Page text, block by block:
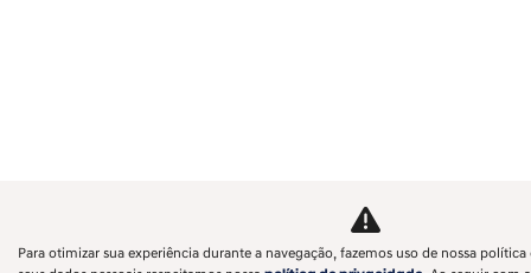
Para otimizar sua experiência durante a navegação, fazemos uso de nossa